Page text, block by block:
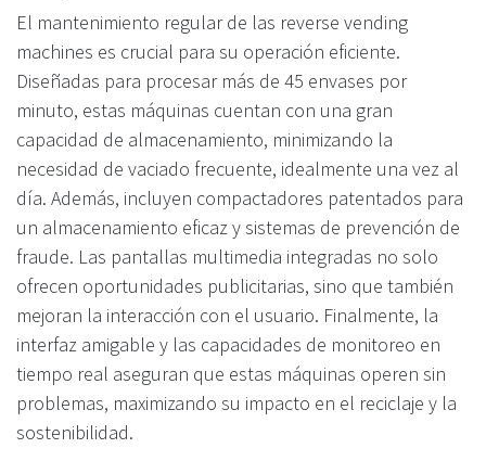
El mantenimiento regular de las reverse vending
machines es crucial para su operación eficiente.
Diseñadas para procesar más de 45 envases por
minuto, estas máquinas cuentan con una gran
capacidad de almacenamiento, minimizando la
necesidad de vaciado frecuente, idealmente una vez al
día. Además, incluyen compactadores patentados para
un almacenamiento eficaz y sistemas de prevención de
fraude. Las pantallas multimedia integradas no solo
ofrecen oportunidades publicitarias, sino que también
mejoran la interacción con el usuario. Finalmente, la
interfaz amigable y las capacidades de monitoreo en
tiempo real aseguran que estas máquinas operen sin
problemas, maximizando su impacto en el reciclaje y la
sostenibilidad.